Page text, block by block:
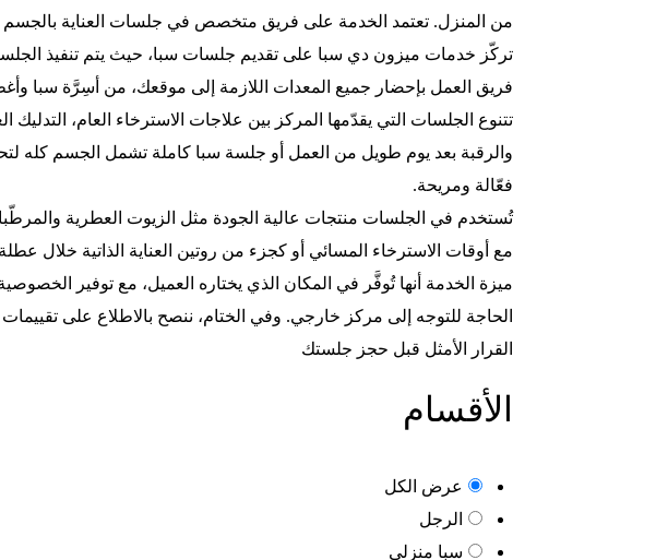
من المنزل. تعتمد الخدمة على فريق متخصص في جلسات العناية بالجسم
تركّز خدمات ميزون دي سبا على تقديم جلسات سبا، حيث يتم تنفيذ
فريق العمل بإحضار جميع المعدات اللازمة إلى موقعك، من أسِرَّة سبا
تتنوع الجلسات التي يقدّمها المركز بين علاجات الاسترخاء العام،
والرقبة بعد يوم طويل من العمل أو جلسة سبا كاملة تشمل الجسم كله
فعّالة ومريحة.
تُستخدم في الجلسات منتجات عالية الجودة مثل الزيوت العطرية
مع أوقات الاسترخاء المسائي أو كجزء من روتين العناية الذاتية خلال عطلة
ميزة الخدمة أنها تُوفَّر في المكان الذي يختاره العميل، مع توفير
الحاجة للتوجه إلى مركز خارجي. وفي الختام، ننصح بالاطلاع على
القرار الأمثل قبل حجز جلستك
الأقسام
عرض الكل
الرجل
سبا منزلي